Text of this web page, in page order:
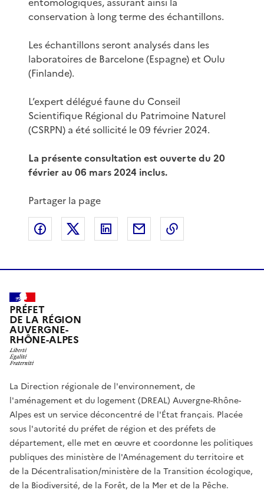
conservation à long terme des échantillons.
Les échantillons seront analysés dans les
laboratoires de Barcelone (Espagne) et Oulu
(Finlande).
L’expert délégué faune du Conseil
Scientifique Régional du Patrimoine Naturel
(CSRPN) a été sollicité le 09 février 2024.
La présente consultation est ouverte du 20
février au 06 mars 2024 inclus.
Partager la page
Partager sur Facebook
Partager sur XPartager sur LinkedIn
Partager par email
PRÉFET
DE LA RÉGION
AUVERGNE-
RHÔNE-ALPES
La Direction régionale de l'environnement, de
l'aménagement et du logement (DREAL) Auvergne-Rhône-
Alpes est un service déconcentré de l'État français. Placée
sous l'autorité du préfet de région et des préfets de
département, elle met en œuvre et coordonne les politiques
publiques des ministère de l'Aménagement du territoire et
de la Décentralisation/ministère de la Transition écologique,
de la Biodiversité, de la Forêt, de la Mer et de la Pêche.